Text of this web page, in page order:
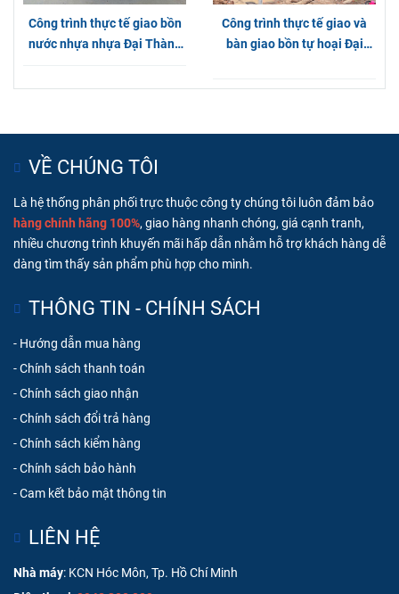
Công trình thực tế giao bồn
nước nhựa nhựa Đại Thành
Công trình thực tế giao và
bàn giao bồn tự hoại Đại
Dương
VỀ CHÚNG TÔI
Là hệ thống phân phối trực thuộc công ty chúng tôi luôn đảm bảo
hàng chính hãng 100%, giao hàng nhanh chóng, giá cạnh tranh,
nhiều chương trình khuyến mãi hấp dẫn nhằm hỗ trợ khách hàng dễ
dàng tìm thấy sản phẩm phù hợp cho mình.
THÔNG TIN - CHÍNH SÁCH
- Hướng dẫn mua hàng
-Chính sách thanh toán
-Chính sách giao nhận
-Chính sách đổi trả hàng
-Chính sách kiểm hàng
-Chính sách bảo hành
-Cam kết bảo mật thông tin
LIÊN HỆ
Nhà máy: KCN Hóc Môn, Tp. Hồ Chí Minh